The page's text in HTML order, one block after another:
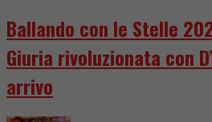
Ballando con le Stelle
Giuria rivoluzionata con
arrivo